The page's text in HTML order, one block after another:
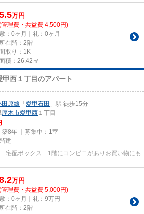
5.5万円
(管理費・共益費 4,500円)
敷：0ヶ月｜礼：0ヶ月
所在階：2階
間取り：1K
面積：26.42㎡
甲西１丁目のアパート
田原線 「愛甲石田 」駅 徒歩15分
厚木市愛甲西 １丁目
8年 ｜募集中： 1室
建
配ボックス 1階にコンビニがありお買い物にも
8.2万円
(管理費・共益費 5,000円)
敷：0ヶ月｜礼：9万円
所在階：2階